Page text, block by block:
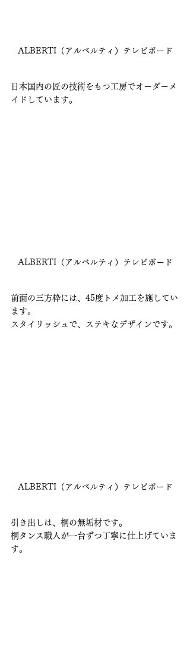
ALBERTI（アルベルティ）テレビボード
日本国内の匠の技術をもつ工房でオーダーメ
イドしています。
ALBERTI（アルベルティ）テレビボード
前面の三方枠には、45度トメ加工を施してい
ます。
スタイリッシュで、ステキなデザインです。
ALBERTI（アルベルティ）テレビボード
引き出しは、桐の無垢材です。
桐タンス職人が一台ずつ丁寧に仕上げていま
す。